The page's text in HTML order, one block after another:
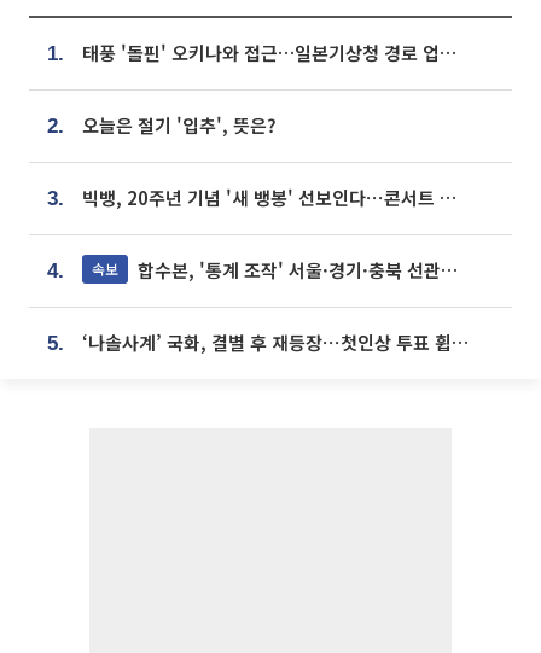
1. 태풍 '돌핀' 오키나와 접근…일본기상청 경로 업데이트
2. 오늘은 절기 '입추', 뜻은?
3. 빅뱅, 20주년 기념 '새 뱅봉' 선보인다⋯콘서트 앞두고 팝업 개최
4. 속보 합수본, '통계 조작' 서울·경기·충북 선관위 등 추가 압수수색
5. ‘나솔사계’ 국화, 결별 후 재등장⋯첫인상 투표 휩쓸고 ‘인기녀’ 등극